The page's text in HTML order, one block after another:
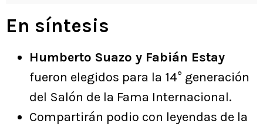
En síntesis
Humberto Suazo y Fabián Estay
fueron elegidos para la 14° generación
del Salón de la Fama Internacional.
Compartirán podio con leyendas de la